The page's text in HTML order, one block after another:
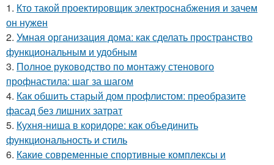
1. Кто такой проектировщик электроснабжения и зачем
он нужен
2. Умная организация дома: как сделать пространство
функциональным и удобным
3. Полное руководство по монтажу стенового
профнастила: шаг за шагом
4. Как обшить старый дом профлистом: преобразите
фасад без лишних затрат
5. Кухня-ниша в коридоре: как объединить
функциональность и стиль
6. Какие современные спортивные комплексы и